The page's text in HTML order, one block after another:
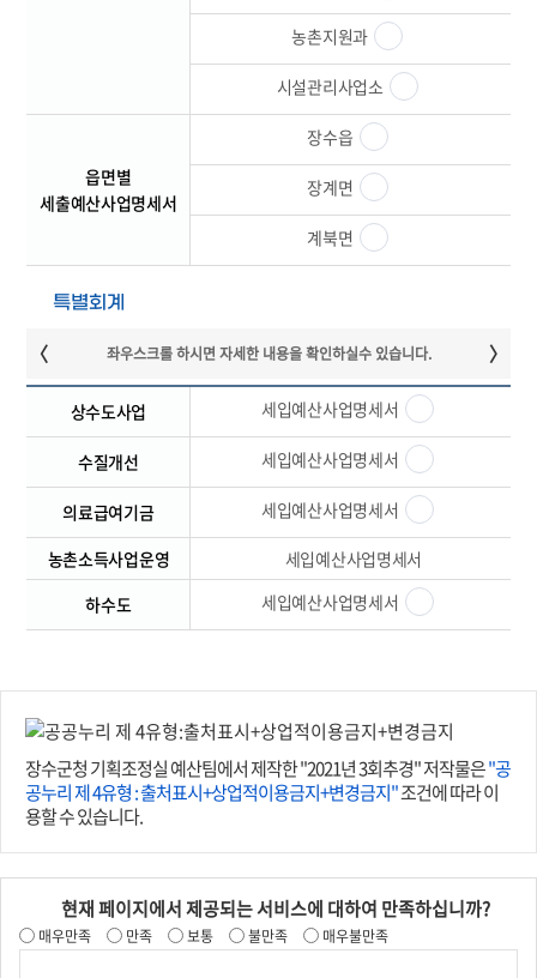
농촌지원과
시설관리사업소
읍면별
세출예산사업명세서
장수읍
장계면
계북면
특별회계
상수도사업 세입예산사업명세서
수질개선 세입예산사업명세서
의료급여기금 세입예산사업명세서
농촌소득사업운영
세입예산사업명세서
하수도
세입예산사업명세서
장수군청 기획조정실 예산팀에서 제작한 "2021년 3회추경" 저작물은"공
공누리 제 4유형 : 출처표시+상업적이용금지+변경금지"조건에 따라 이
용할 수 있습니다.
현재 페이지에서 제공되는 서비스에 대하여 만족하십니까?
매우만족 만족 보통 불만족 매우불만족